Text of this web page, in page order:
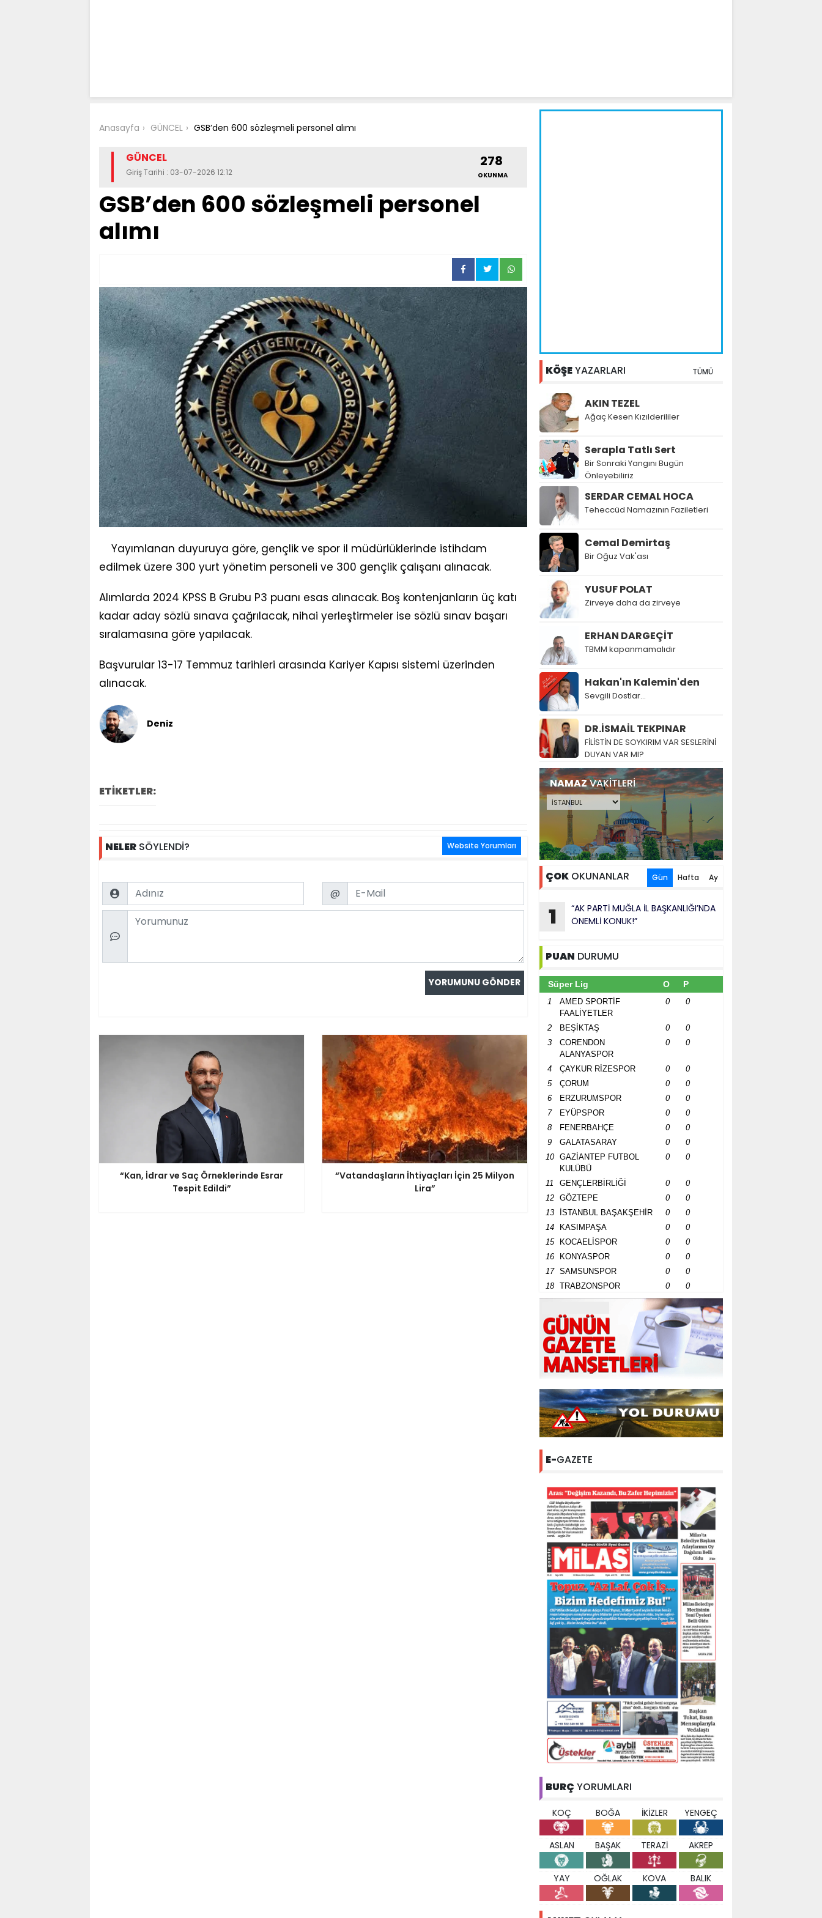
Anasayfa GÜNCEL GSB’den 600 sözleşmeli personel alımı
GÜNCEL
Giriş Tarihi : 03-07-2026 12:12
278
OKUNMA
GSB’den 600 sözleşmeli personel
alımı
Yayımlanan duyuruya göre, gençlik ve spor il müdürlüklerinde istihdam
edilmek üzere 300 yurt yönetim personeli ve 300 gençlik çalışanı alınacak.
Alımlarda 2024 KPSS B Grubu P3 puanı esas alınacak. Boş kontenjanların üç katı
kadar aday sözlü sınava çağrılacak, nihai yerleştirmeler ise sözlü sınav başarı
sıralamasına göre yapılacak.
Başvurular 13-17 Temmuz tarihleri arasında Kariyer Kapısı sistemi üzerinden
alınacak.
Deniz
ETİKETLER:
NELER SÖYLENDİ? Website Yorumları
Name Email
@
Comment
“Kan, İdrar ve Saç Örneklerinde Esrar
Tespit Edildi”
“Vatandaşların İhtiyaçları İçin 25 Milyon
Lira”
KÖŞEYAZARLARI TÜMÜ
AKIN TEZEL
Ağaç Kesen Kızılderililer
Serapla Tatlı Sert
Bir Sonraki Yangını Bugün
Önleyebiliriz
SERDAR CEMAL HOCA
Teheccüd Namazının Faziletleri
Cemal Demirtaş
Bir Oğuz Vak'ası
YUSUF POLAT
Zirveye daha da zirveye
ERHAN DARGEÇİT
TBMM kapanmamalıdır
Hakan'ın Kalemin'den
Sevgili Dostlar...
DR.İSMAİL TEKPINAR
FİLİSTİN DE SOYKIRIM VAR SESLERİNİ
DUYAN VAR MI?
NAMAZVAKİTLERİ
ÇOK OKUNANLAR Gün Hafta Ay
1
“AK PARTİ MUĞLA İL BAŞKANLIĞI’NDA
ÖNEMLİ KONUK!”
PUAN DURUMU
Süper Lig O P
1
AMED SPORTİF
FAALİYETLER
0 0
2 BEŞİKTAŞ 0
0
3
CORENDON
ALANYASPOR
0 0
4 ÇAYKUR RİZESPOR 0
0
5
ÇORUM 0
0
6
ERZURUMSPOR 0
0
7
EYÜPSPOR 0
0
8
FENERBAHÇE 0
0
9
GALATASARAY 0
0
10
GAZİANTEP FUTBOL
KULÜBÜ
0 0
11 GENÇLERBİRLİĞİ 0
0
12
GÖZTEPE 0
0
13
İSTANBUL BAŞAKŞEHİR 0
0
14
KASIMPAŞA 0
0
15
KOCAELİSPOR 0
0
16
KONYASPOR 0
0
17
SAMSUNSPOR 0
0
18
TRABZONSPOR 0 0
E-GAZETE
BURÇ YORUMLARI
KOÇ BOĞA İKİZLER YENGEÇ
ASLAN BAŞAK TERAZİ AKREP
YAY OĞLAK KOVA BALIK